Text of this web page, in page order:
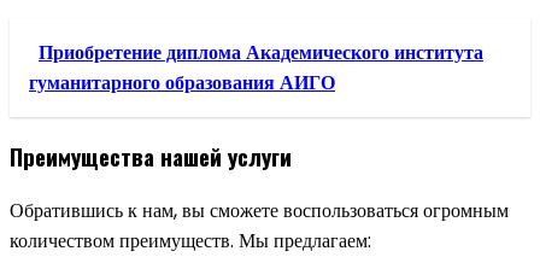
Приобретение диплома Академического института
гуманитарного образования АИГО
Преимущества нашей услуги
Обратившись к нам, вы сможете воспользоваться огромным
количеством преимуществ. Мы предлагаем: